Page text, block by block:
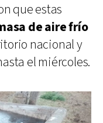
que estas
de aire frío
nacional y
el miércoles.